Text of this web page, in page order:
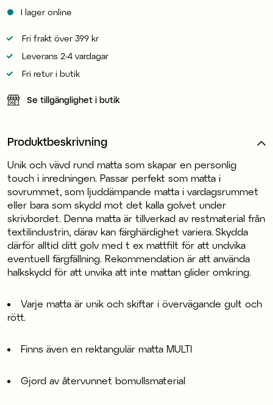
I lager online
Fri frakt över 399 kr
Leverans 2-4 vardagar
Fri retur i butik
Se tillgänglighet i butik
Produktbeskrivning
Unik och vävd rund matta som skapar en personlig
touch i inredningen. Passar perfekt som matta i
sovrummet, som ljuddämpande matta i vardagsrummet
eller bara som skydd mot det kalla golvet under
skrivbordet. Denna matta är tillverkad av restmaterial från
textilindustrin, därav kan färghärdighet variera. Skydda
därför alltid ditt golv med t ex mattfilt för att undvika
eventuell färgfällning. Rekommendation är att använda
halkskydd för att unvika att inte mattan glider omkring.
Varje matta är unik och skiftar i övervägande gult och
rött.
Finns även en rektangulär matta MULTI
Gjord av återvunnet bomullsmaterial